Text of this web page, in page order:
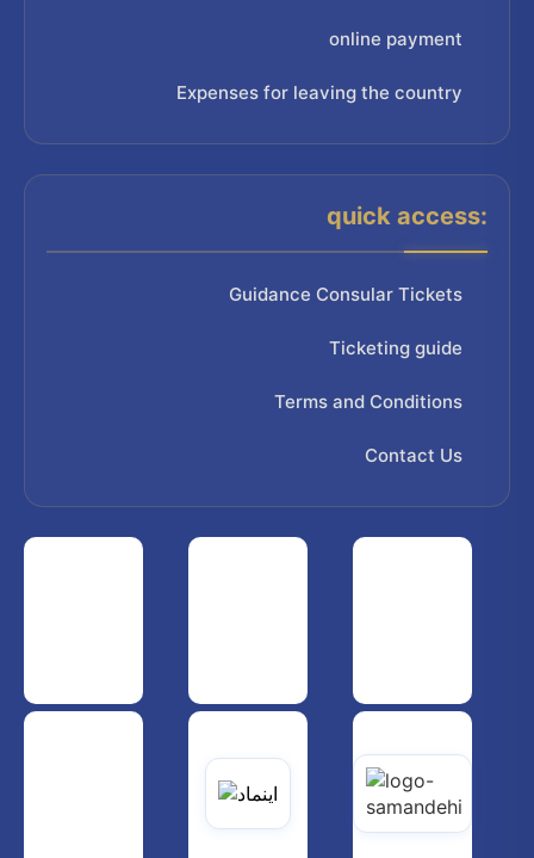
online payment
Expenses for leaving the country
quick access:
Guidance Consular Tickets
Ticketing guide
Terms and Conditions
Contact Us